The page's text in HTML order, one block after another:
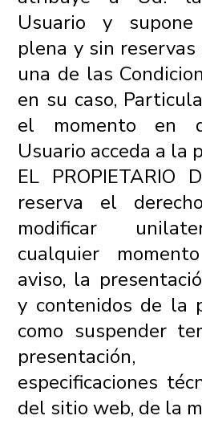
Usuario y
plena y sin
una de las
en su caso,
el momento en
Usuario acceda a la
EL PROPIETARIO
reserva el
modificar
cualquier
aviso, la
y contenidos de la
como suspender
presentación,
especificaciones
del sitio web, de la